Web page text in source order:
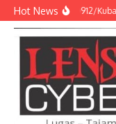
Lewati ke konten
Hot NewsKodim 0912/